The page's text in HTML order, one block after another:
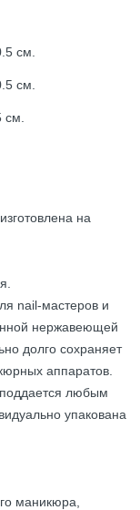
см.
см.
см.
на
nail-мастеров и
нержавеющей
долго сохраняет
аппаратов.
любым
упакована
маникюра,